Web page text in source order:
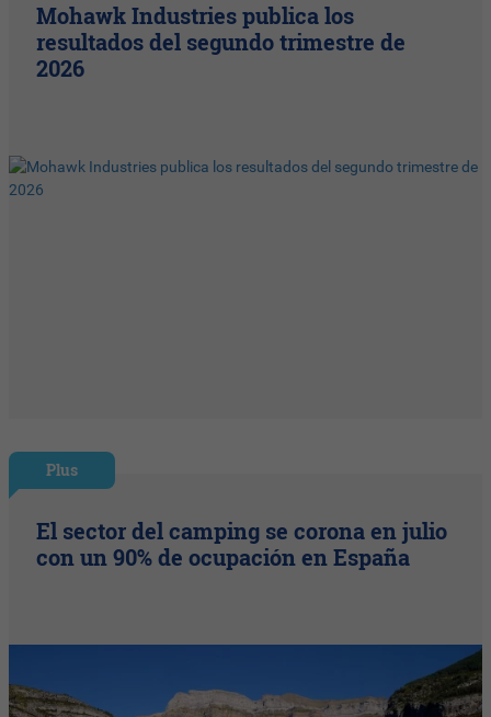
Mohawk Industries publica los
resultados del segundo trimestre de
2026
Plus
El sector del camping se corona en julio
con un 90% de ocupación en España